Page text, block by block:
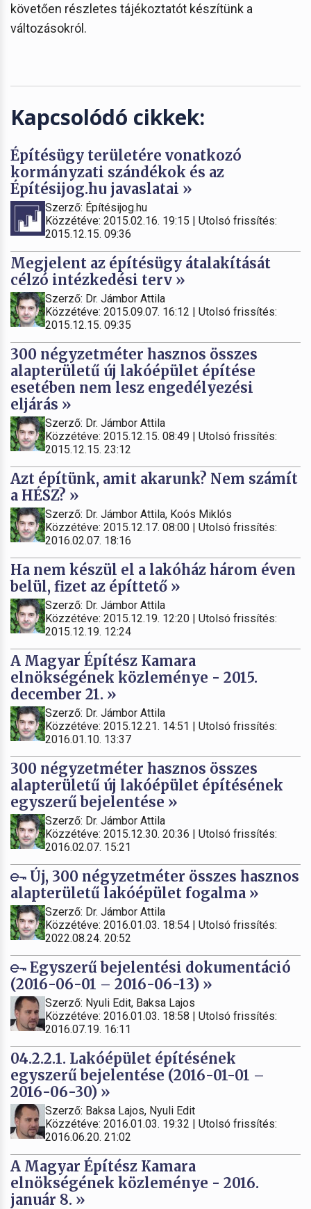
követően részletes tájékoztatót készítünk a
változásokról.
Kapcsolódó cikkek:
Építésügy területére vonatkozó
kormányzati szándékok és az
Építésijog.hu javaslatai »
Szerző: Építésijog.hu
Közzétéve: 2015.02.16. 19:15 | Utolsó frissítés:
2015.12.15. 09:36
Megjelent az építésügy átalakítását
célzó intézkedési terv »
Szerző: Dr. Jámbor Attila
Közzétéve: 2015.09.07. 16:12 | Utolsó frissítés:
2015.12.15. 09:35
300 négyzetméter hasznos összes
alapterületű új lakóépület építése
esetében nem lesz engedélyezési
eljárás »
Szerző: Dr. Jámbor Attila
Közzétéve: 2015.12.15. 08:49 | Utolsó frissítés:
2015.12.15. 23:12
Azt építünk, amit akarunk? Nem számít
a HÉSZ? »
Szerző: Dr. Jámbor Attila, Koós Miklós
Közzétéve: 2015.12.17. 08:00 | Utolsó frissítés:
2016.02.07. 18:16
Ha nem készül el a lakóház három éven
belül, fizet az építtető »
Szerző: Dr. Jámbor Attila
Közzétéve: 2015.12.19. 12:20 | Utolsó frissítés:
2015.12.19. 12:24
A Magyar Építész Kamara
elnökségének közleménye - 2015.
december 21. »
Szerző: Dr. Jámbor Attila
Közzétéve: 2015.12.21. 14:51 | Utolsó frissítés:
2016.01.10. 13:37
300 négyzetméter hasznos összes
alapterületű új lakóépület építésének
egyszerű bejelentése »
Szerző: Dr. Jámbor Attila
Közzétéve: 2015.12.30. 20:36 | Utolsó frissítés:
2016.02.07. 15:21
Új, 300 négyzetméter összes hasznos
alapterületű lakóépület fogalma »
Szerző: Dr. Jámbor Attila
Közzétéve: 2016.01.03. 18:54 | Utolsó frissítés:
2022.08.24. 20:52
Egyszerű bejelentési dokumentáció
(2016-06-01 – 2016-06-13) »
Szerző: Nyuli Edit, Baksa Lajos
Közzétéve: 2016.01.03. 18:58 | Utolsó frissítés:
2016.07.19. 16:11
04.2.2.1. Lakóépület építésének
egyszerű bejelentése (2016-01-01 –
2016-06-30) »
Szerző: Baksa Lajos, Nyuli Edit
Közzétéve: 2016.01.03. 19:32 | Utolsó frissítés:
2016.06.20. 21:02
A Magyar Építész Kamara
elnökségének közleménye - 2016.
január 8. »